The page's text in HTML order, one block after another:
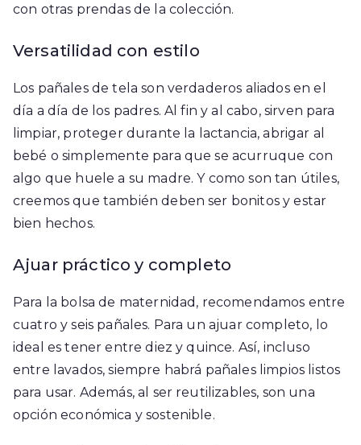
con otras prendas de la colección.
Versatilidad con estilo
Los pañales de tela son verdaderos aliados en el
día a día de los padres. Al fin y al cabo, sirven para
limpiar, proteger durante la lactancia, abrigar al
bebé o simplemente para que se acurruque con
algo que huele a su madre. Y como son tan útiles,
creemos que también deben ser bonitos y estar
bien hechos.
Ajuar práctico y completo
Para la bolsa de maternidad, recomendamos entre
cuatro y seis pañales. Para un ajuar completo, lo
ideal es tener entre diez y quince. Así, incluso
entre lavados, siempre habrá pañales limpios listos
para usar. Además, al ser reutilizables, son una
opción económica y sostenible.